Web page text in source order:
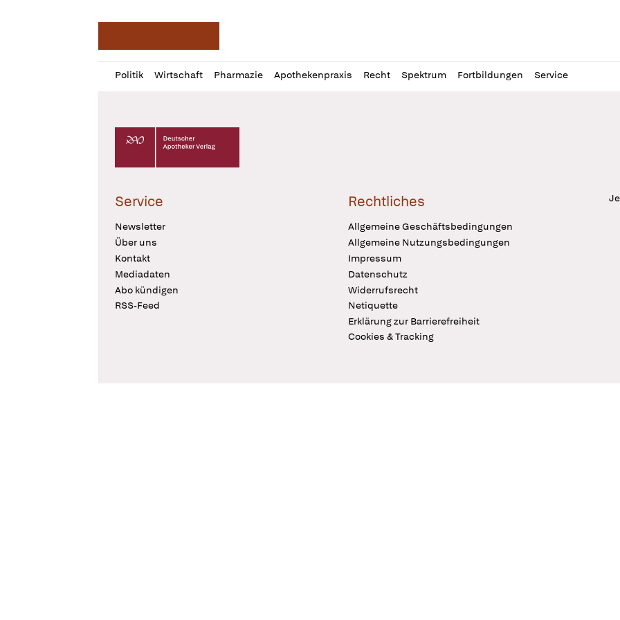
Politik Wirtschaft Pharmazie Apothekenpraxis Recht Spektrum Fortbildungen Service
Profil
öffnen
Daz
Pur
Deutscher Apotheker Verlag Logo
Service
Newsletter
Über uns
Kontakt
Mediadaten
Abo kündigen
RSS-Feed
Rechtliches
Allgemeine Geschäftsbedingungen
Allgemeine Nutzungsbedingungen
Impressum
Datenschutz
Widerrufsrecht
Netiquette
Erklärung zur Barrierefreiheit
Cookies & Tracking